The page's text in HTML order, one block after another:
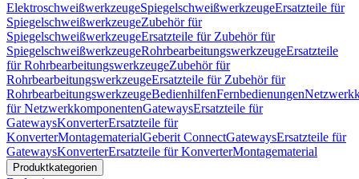
ElektroschweißwerkzeugeSpiegelschweißwerkzeugeErsatzteile für
SpiegelschweißwerkzeugeZubehör für
SpiegelschweißwerkzeugeErsatzteile für Zubehör für
SpiegelschweißwerkzeugeRohrbearbeitungswerkzeugeErsatzteile
für RohrbearbeitungswerkzeugeZubehör für
RohrbearbeitungswerkzeugeErsatzteile für Zubehör für
RohrbearbeitungswerkzeugeBedienhilfenFernbedienungen
für NetzwerkkomponentenGatewaysErsatzteile für
GatewaysKonverterErsatzteile für
KonverterMontagematerialGeberit ConnectGatewaysErsatzteile für
GatewaysKonverterErsatzteile für KonverterMontagematerial
Produktkategorien